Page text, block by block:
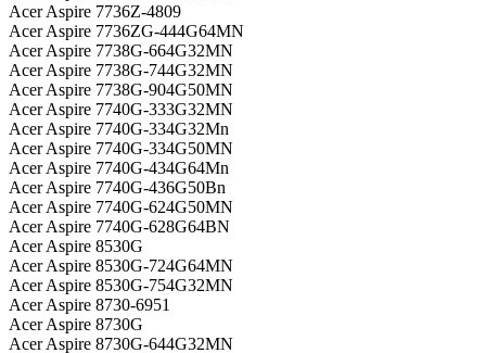
Acer Aspire 7736Z-4809
Acer Aspire 7736ZG-444G64MN
Acer Aspire 7738G-664G32MN
Acer Aspire 7738G-744G32MN
Acer Aspire 7738G-904G50MN
Acer Aspire 7740G-333G32MN
Acer Aspire 7740G-334G32Mn
Acer Aspire 7740G-334G50MN
Acer Aspire 7740G-434G64Mn
Acer Aspire 7740G-436G50Bn
Acer Aspire 7740G-624G50MN
Acer Aspire 7740G-628G64BN
Acer Aspire 8530G
Acer Aspire 8530G-724G64MN
Acer Aspire 8530G-754G32MN
Acer Aspire 8730-6951
Acer Aspire 8730G
Acer Aspire 8730G-644G32MN